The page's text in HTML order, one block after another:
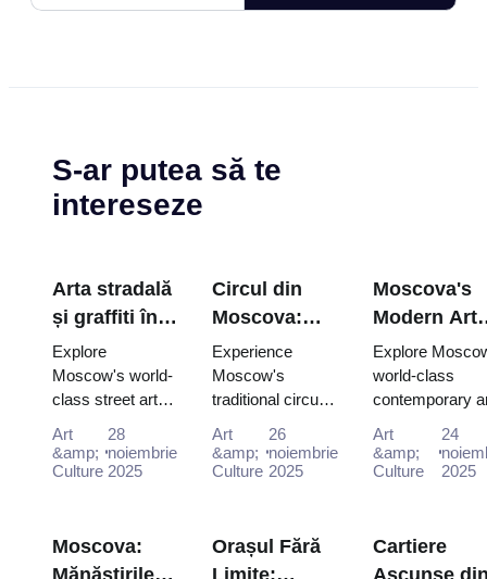
S-ar putea să te
intereseze
Arta stradală
și graffiti în
Moscova:
Ghid de
cultură
urbană cu
Moscow
Explore
Moscow's world-
class street art
Winzavod,
Flacon, Artplay
Mosco...
Art
&amp;
Culture
28
noiembrie
2025
Circul din
Moscova:
Distracție
tradițională
rusă cu pas
Experience
Moscow's
traditional circus
with the Moscow
Pass, gaining
and unfor...
Art
&amp;
Culture
26
noiembrie
2025
Moscova's
Modern Art
Scene:
cu Moscova
Pass (2025–
2026)
Explore
world-class
contemporary
GES-2 House
Culture, Garage
Art
&amp;
Culture
24
2025
Moscova:
Mănăstirile
Orașul Fără
Limite:
Cartiere
Ascunse